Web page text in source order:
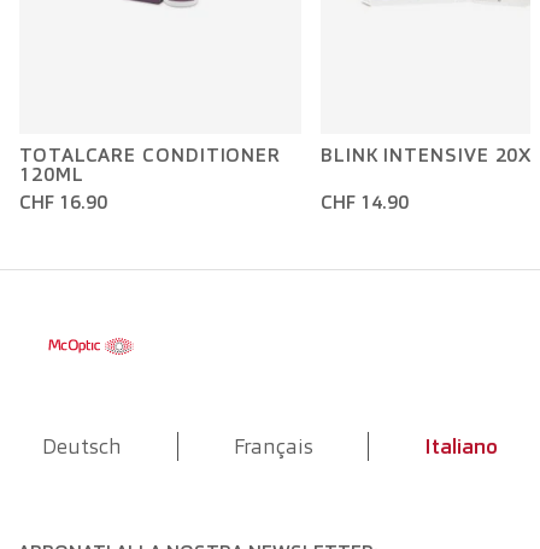
TOTALCARE CONDITIONER
120ML
CHF 16.90
BLINK INTENSIVE
CHF 14.90
Deutsch Français Italiano